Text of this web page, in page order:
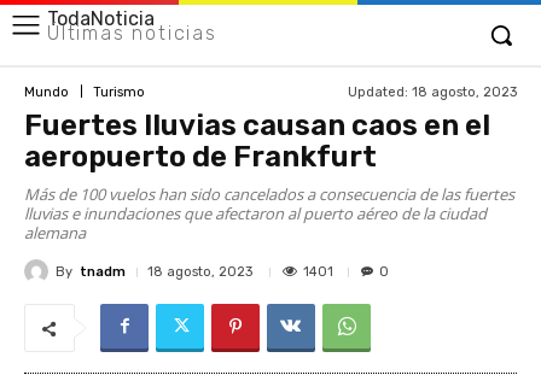
TodaNoticia
Últimas noticias
Mundo Turismo Updated: 18 agosto, 2023
Fuertes lluvias causan caos en el
aeropuerto de Frankfurt
Más de 100 vuelos han sido cancelados a consecuencia de las fuertes
lluvias e inundaciones que afectaron al puerto aéreo de la ciudad
alemana
By tnadm 18 agosto, 2023 1401 0